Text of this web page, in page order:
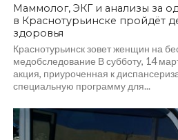
Маммолог, ЭКГ и анализы за
в Краснотурьинске пройдёт
здоровья
Краснотурьинск зовет женщин на
медобследование В субботу, 14
акция, приуроченная к
специальную программу для...